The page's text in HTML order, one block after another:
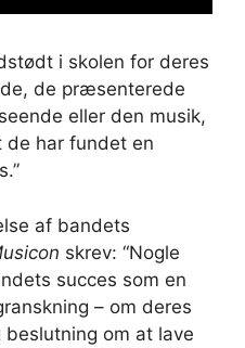
i skolen for deres
de præsenterede
eller den musik,
de har fundet en
af bandets
skrev: “Nogle
succes som en
– om deres
om at lave